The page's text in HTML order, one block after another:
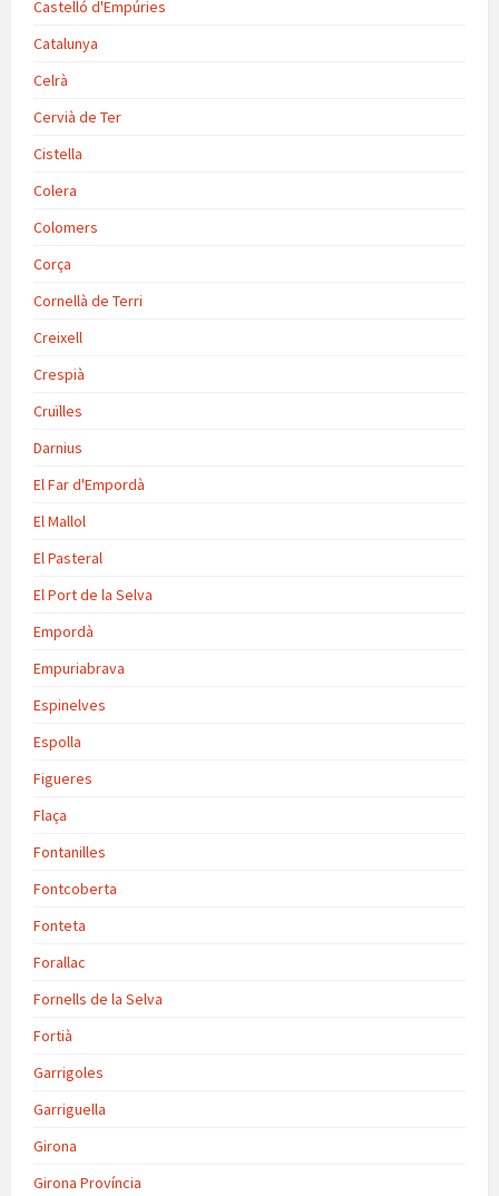
Castelló d'Empúries
Catalunya
Celrà
Cervià de Ter
Cistella
Colera
Colomers
Corça
Cornellà de Terri
Creixell
Crespià
Cruïlles
Darnius
El Far d'Empordà
El Mallol
El Pasteral
El Port de la Selva
Empordà
Empuriabrava
Espinelves
Espolla
Figueres
Flaça
Fontanilles
Fontcoberta
Fonteta
Forallac
Fornells de la Selva
Fortià
Garrigoles
Garriguella
Girona
Girona Província